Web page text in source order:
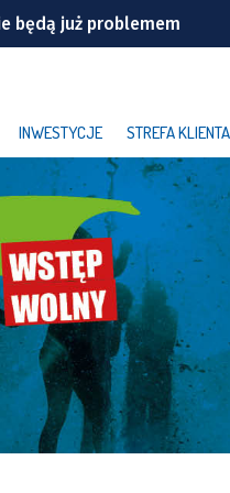
będą już problemem
ćwiczenia
INWESTYCJE STREFA KLIENTA